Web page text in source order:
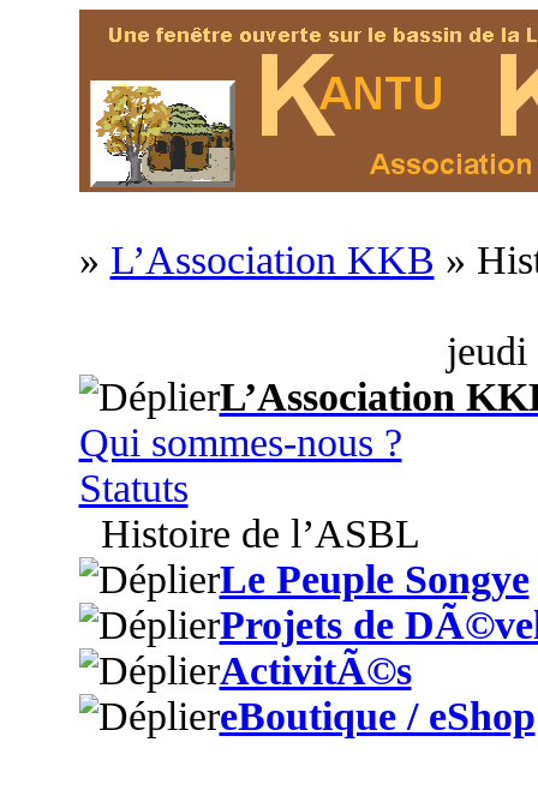
» L’Association KKB »
jeudi
L’Association
Qui sommes-nous ?
Statuts
Histoire de l’ASBL
Le Peuple Songye
Projets de
ActivitÃ©s
eBoutique / eShop